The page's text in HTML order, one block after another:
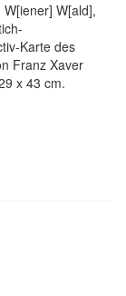
W[ald],
Karte des
Franz Xaver
x 43 cm.